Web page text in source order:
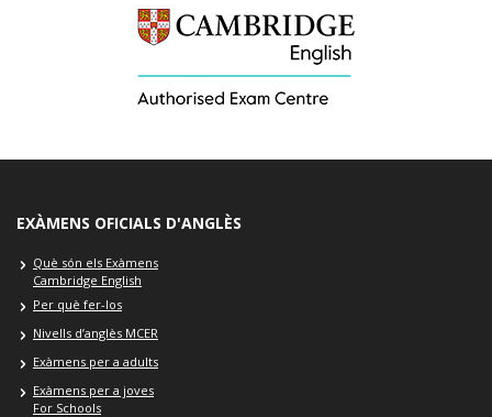
EXÀMENS OFICIALS D'ANGLÈS
Què són els Exàmens
Cambridge English
Per què fer-los
Nivells d’anglès MCER
Exàmens per a adults
Exàmens per a joves
For Schools